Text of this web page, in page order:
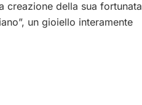
creazione della sua fortunata
un gioiello interamente